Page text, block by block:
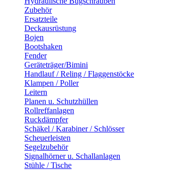
Zubehör
Ersatzteile
Deckausrüstung
Bojen
Bootshaken
Fender
Geräteträger/Bimini
Handlauf / Reling / Flaggenstöcke
Klampen / Poller
Leitern
Planen u. Schutzhüllen
Rollreffanlagen
Ruckdämpfer
Schäkel / Karabiner / Schlösser
Scheuerleisten
Segelzubehör
Signalhörner u. Schallanlagen
Stühle / Tische